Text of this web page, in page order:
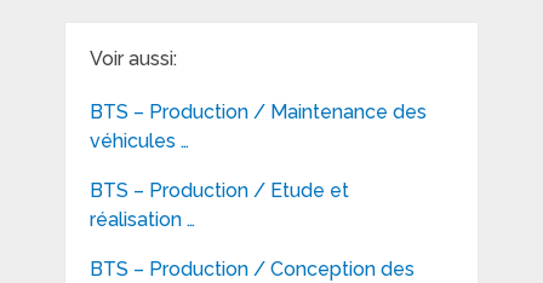
Voir aussi:
BTS – Production / Maintenance des
véhicules …
BTS – Production / Etude et
réalisation …
BTS – Production / Conception des